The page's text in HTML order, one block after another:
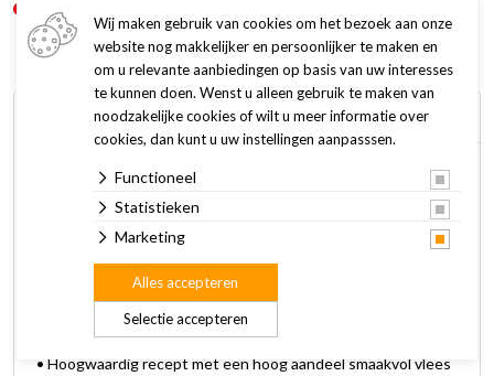
Niet op voorraad
Omschrijving Specificaties
Amanova Puppy Large Exquisite Chicken hondenvoer is een
heerlijke, zorgvuldig samengestelde maaltijd voor puppy’s van
grote rassen. Deze super premium hondenvoeding is
bereid met uitsluitend verse en smaakvolle kip.
Kenmerken:
• Hoogwaardig recept met een hoog aandeel smaakvol vlees
Wij maken gebruik van cookies om het bezoek aan onze
website nog makkelijker en persoonlijker te maken en
om u relevante aanbiedingen op basis van uw interesses
te kunnen doen. Wenst u alleen gebruik te maken van
noodzakelijke cookies of wilt u meer informatie over
cookies, dan kunt u uw instellingen aanpasssen.
Functioneel
Statistieken
Marketing
Selectie accepteren
Alles accepteren